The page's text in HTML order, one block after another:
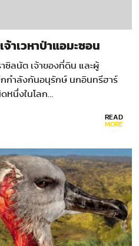
าเวหาป่าแอมะซอน
ซิลนัต เจ้าของที่ดิน และผู้
กกำลังกันอนุรักษ์ นกอินทรีฮาร์
นึ่งในโลก…
READ
MORE